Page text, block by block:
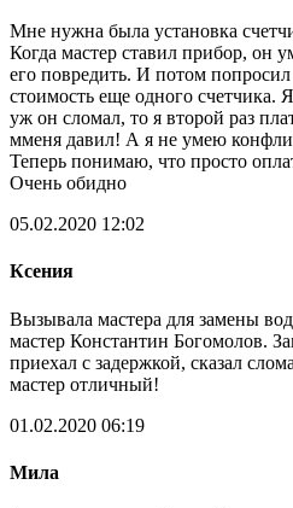
Мне нужна была установка
Когда мастер ставил прибор, он
его повредить. И потом
стоимость еще одного счетчика.
уж он сломал, то я второй раз
мменя давил! А я не умею
Теперь понимаю, что просто
Очень обидно
05.02.2020 12:02
Ксения
Вызывала мастера для замены
мастер Константин Богомолов.
приехал с задержкой, сказал
мастер отличный!
01.02.2020 06:19
Мила